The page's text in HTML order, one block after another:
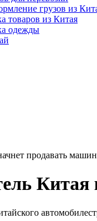
грузов из
товаров из Китая
одежды
продавать